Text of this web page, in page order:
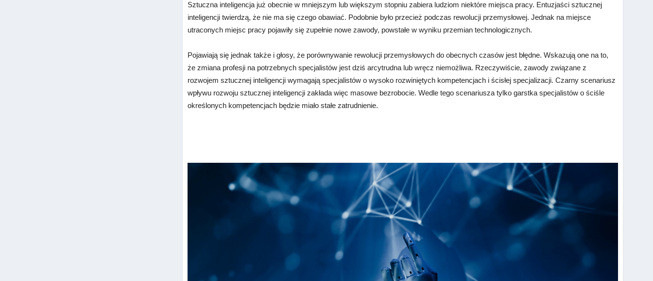
Sztuczna inteligencja już obecnie w mniejszym lub większym stopniu zabiera ludziom niektóre miejsca pracy. Entuzjaści sztucznej
inteligencji twierdzą, że nie ma się czego obawiać. Podobnie było przecież podczas rewolucji przemysłowej. Jednak na miejsce
utraconych miejsc pracy pojawiły się zupełnie nowe zawody, powstałe w wyniku przemian technologicznych.
Pojawiają się jednak także i głosy, że porównywanie rewolucji przemysłowych do obecnych czasów jest błędne. Wskazują one na to,
że zmiana profesji na potrzebnych specjalistów jest dziś arcytrudna lub wręcz niemożliwa. Rzeczywiście, zawody związane z
rozwojem sztucznej inteligencji wymagają specjalistów o wysoko rozwiniętych kompetencjach i ścisłej specjalizacji. Czarny scenariusz
wpływu rozwoju sztucznej inteligencji zakłada więc masowe bezrobocie. Wedle tego scenariusza tylko garstka specjalistów o ściśle
określonych kompetencjach będzie miało stałe zatrudnienie.